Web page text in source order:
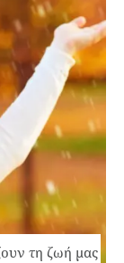
τη ζωή μας